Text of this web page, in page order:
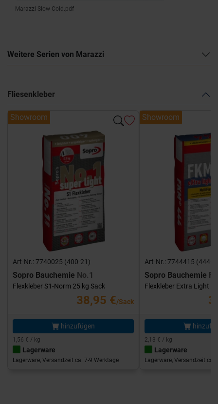
Marazzi-Slow-Cold.pdf
Weitere Serien von Marazzi
Fliesenkleber
Showroom
Art-Nr.: 7740025 (400-21)
Sopro Bauchemie No.1
Flexkleber S1-Norm 25 kg Sack
38,95 €/Sack
hinzufügen
1,56 € / kg
Lagerware
Lagerware, Versandzeit ca. 7-9 Werktage
Showroom
Art-Nr.: 7744415 (444-
Sopro Bauchemie
Flexkleber Extra Light
2,13 € / kg
Lagerware
Lagerware, Versandzeit ca.